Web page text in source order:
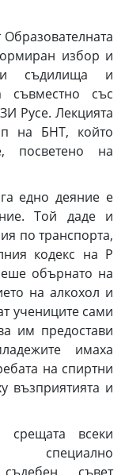
избор и
съдилища и
съвместно със
Русе. Лекцията
на БНТ, който
посветено на
деяние е
Той даде и
по транспорта,
кодекс на Р
обърнато на
на алкохол и
учениците сами
им предостави
имаха
на спиртни
възприятията и
всеки
специално